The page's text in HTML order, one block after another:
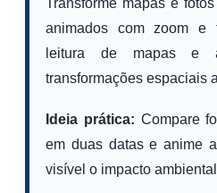
Transforme mapas e
animados com zoom e
leitura de mapas e
transformações espaciais
Ideia prática: Compare
em duas datas e anime
visível o impacto